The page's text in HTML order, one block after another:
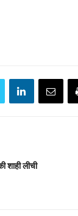
शाही लीची